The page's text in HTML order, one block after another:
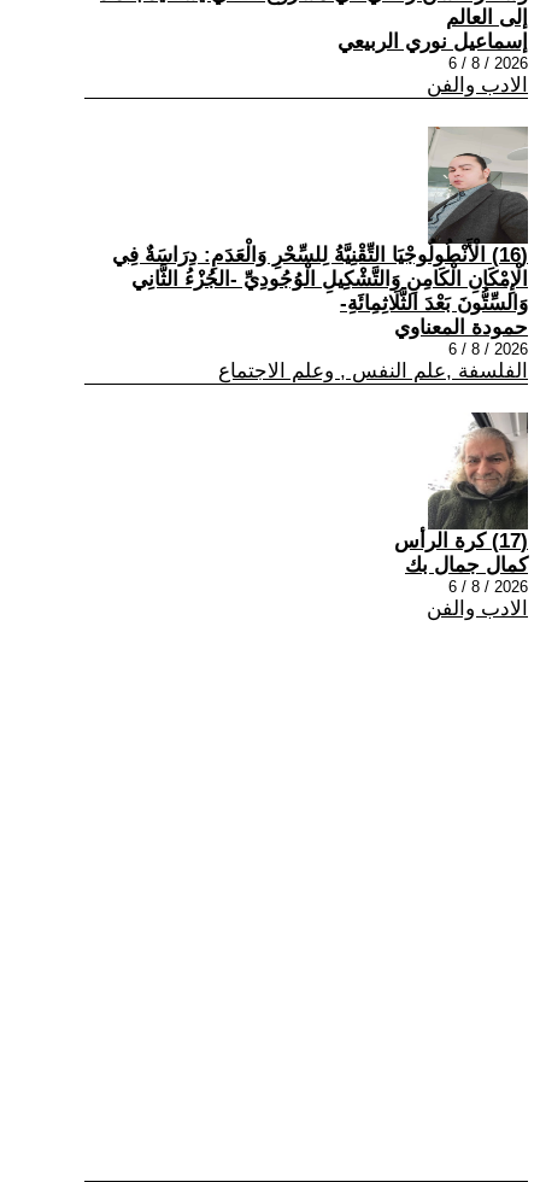
إلى العالم
إسماعيل نوري الربيعي
2026 / 8 / 6
الادب والفن
(16) الْأَنْطُولُوجْيَا التِّقْنِيَّةُ لِلسِّحْرِ وَالْعَدَمِ: دِرَاسَةٌ فِي
الْإِمْكَانِ الْكَامِنِ وَالتَّشْكِيلِ الْوُجُودِيِّ -الجُزْءُ الثَّانِي
وَالسِّتُّونَ بَعْدَ الثَّلَاثِمِائَةِ-
حمودة المعناوي
2026 / 8 / 6
الفلسفة ,علم النفس , وعلم الاجتماع
(17) كرة الرأس
كمال جمال بك
2026 / 8 / 6
الادب والفن